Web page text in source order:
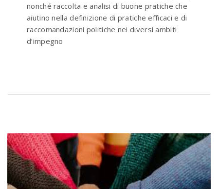
nonché raccolta e analisi di buone pratiche che
aiutino nella definizione di pratiche efficaci e di
raccomandazioni politiche nei diversi ambiti
d’impegno